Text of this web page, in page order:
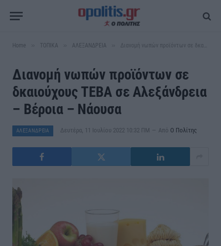
Home ΤΟΠΙΚΑ ΑΛΕΞΑΝΔΡΕΙΑ Διανομή νωπών προϊόντων σε δκαιούχους ΤΕΒΑ σε Αλεξάνδρεια – Βέροια – Νάουσα
Διανομή νωπών προϊόντων σε
δκαιούχους ΤΕΒΑ σε Αλεξάνδρεια
– Βέροια – Νάουσα
ΑΛΕΞΑΝΔΡΕΙΑ Δευτέρα, 11 Ιουλίου 2022 10:32 ΠΜ Από Ο Πολίτης